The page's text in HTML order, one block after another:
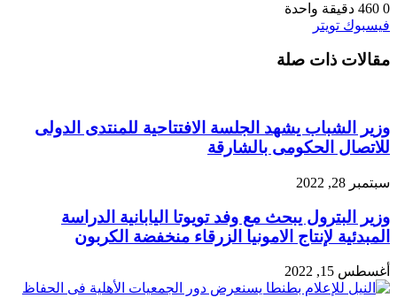
0
دقيقة واحدة
فيسبوك تويتر
البريد
مقالات ذات صلة
وزير الشباب يشهد الجلسة الافتتاحية للمنتدى الدولى
للاتصال الحكومى بالشارقة
سبتمبر 28, 2022
وزير البترول يبحث مع وفد تويوتا اليابانية الدراسة
المبدئية لإنتاج الامونيا الزرقاء منخفضة الكربون
أغسطس 15, 2022